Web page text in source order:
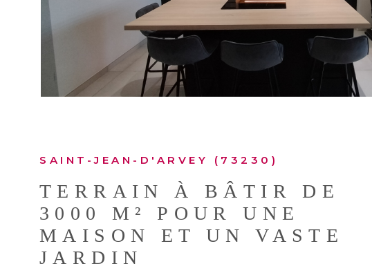
SAINT-JEAN-D'ARVEY (73230)
TERRAIN À BÂTIR DE
3000 M² POUR UNE
MAISON ET UN VASTE
JARDIN